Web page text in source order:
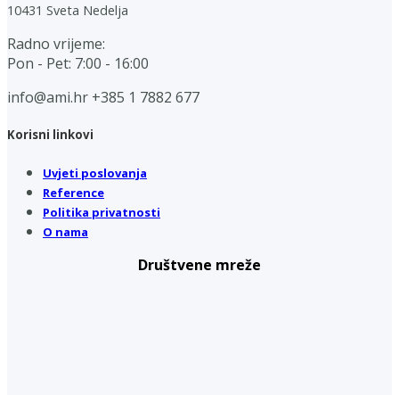
10431 Sveta Nedelja
Radno vrijeme:
Pon - Pet: 7:00 - 16:00
info@ami.hr +385 1 7882 677
Korisni linkovi
Uvjeti poslovanja
Reference
Politika privatnosti
O nama
Društvene mreže